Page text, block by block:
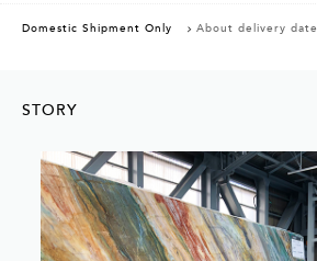
Domestic Shipment Only About delivery date
STORY